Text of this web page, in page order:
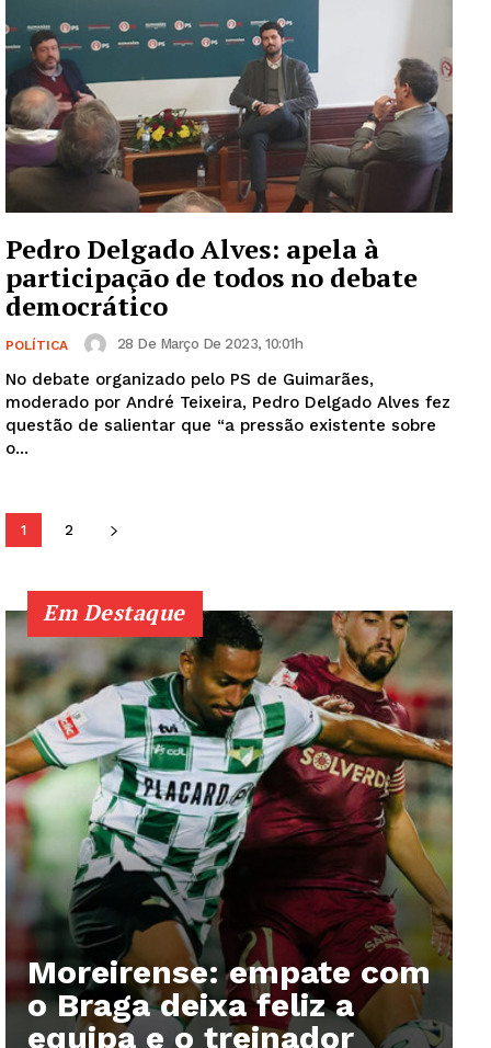
Guimarães, agora!
SUBSCREVA JÁ!
Institucional
Artigos
Edição Digital
Europa
Grande Entrevista
Publicidade
Pedro Delgado Alves: apela à
participação de todos no debate
democrático
POLÍTICA 28 De Março De 2023, 10:01h
No debate organizado pelo PS de Guimarães,
moderado por André Teixeira, Pedro Delgado Alves fez
questão de salientar que “a pressão existente sobre
o...
1 2
Em Destaque
Moreirense: empate com
o Braga deixa feliz a
equipa e o treinador